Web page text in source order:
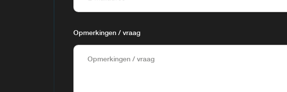
Opmerkingen / vraag